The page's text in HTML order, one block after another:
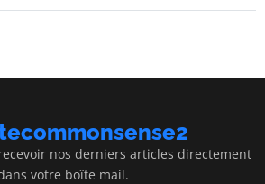
nos derniers articles directement
votre boîte mail.